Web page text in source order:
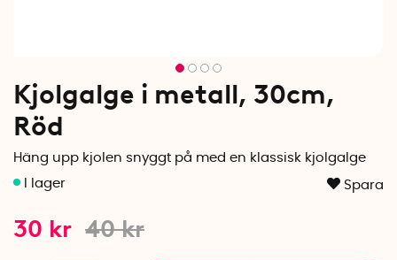
Kjolgalge i metall, 30cm,
Röd
Häng upp kjolen snyggt på med en klassisk kjolgalge
Spara
40kr
30 kr